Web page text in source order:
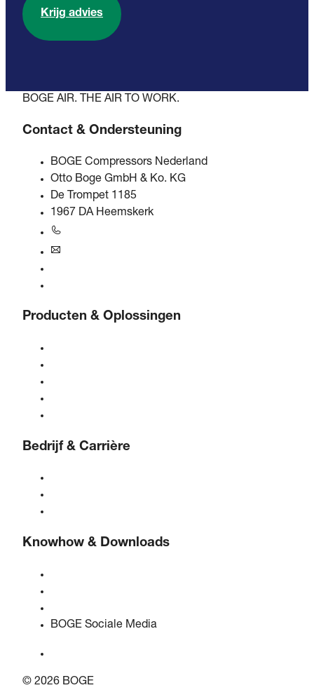
Krijg advies
BOGE AIR. THE AIR TO WORK.
Contact & Ondersteuning
BOGE Compressors Nederland
Otto Boge GmbH & Ko. KG
De Trompet 1185
1967 DA Heemskerk
Producten & Oplossingen
Bedrijf & Carrière
Knowhow & Downloads
BOGE Sociale Media
© 2026 BOGE